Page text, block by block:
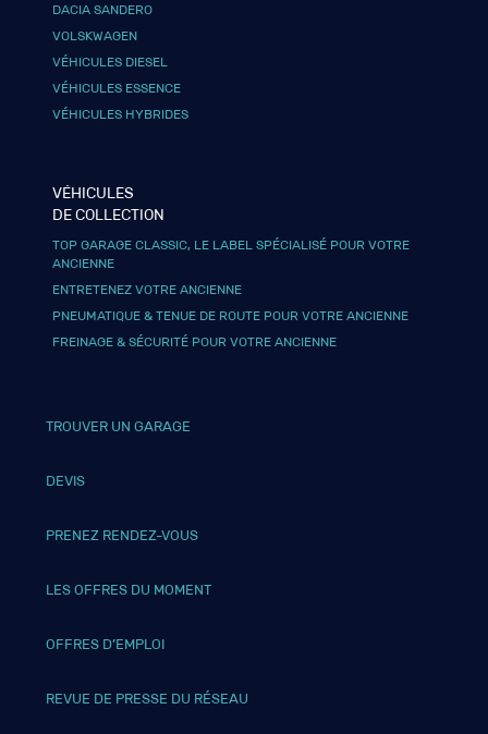
DACIA SANDERO
VOLSKWAGEN
VÉHICULES DIESEL
VÉHICULES ESSENCE
VÉHICULES HYBRIDES
VÉHICULES
DE COLLECTION
TOP GARAGE CLASSIC, LE LABEL SPÉCIALISÉ POUR VOTRE
ANCIENNE
ENTRETENEZ VOTRE ANCIENNE
PNEUMATIQUE & TENUE DE ROUTE POUR VOTRE ANCIENNE
FREINAGE & SÉCURITÉ POUR VOTRE ANCIENNE
TROUVER UN GARAGE
DEVIS
PRENEZ RENDEZ-VOUS
LES OFFRES DU MOMENT
OFFRES D’EMPLOI
REVUE DE PRESSE DU RÉSEAU